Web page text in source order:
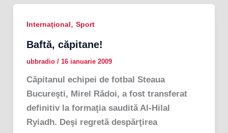
Internaţional, Sport
Baftă, căpitane!
ubbradio / 16 ianuarie 2009
Căpitanul echipei de fotbal Steaua
Bucureşti, Mirel Rădoi, a fost transferat
definitiv la formaţia saudită Al-Hilal
Ryiadh. Deşi regretă despărţirea